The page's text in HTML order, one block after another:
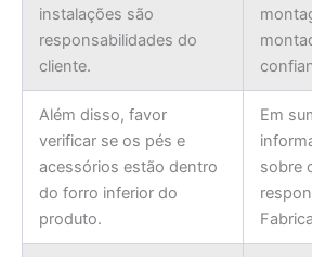
instalações são
responsabilidades do
cliente.
Além disso, favor
verificar se os pés e
acessórios estão dentro
do forro inferior do
produto.
Em
sobre